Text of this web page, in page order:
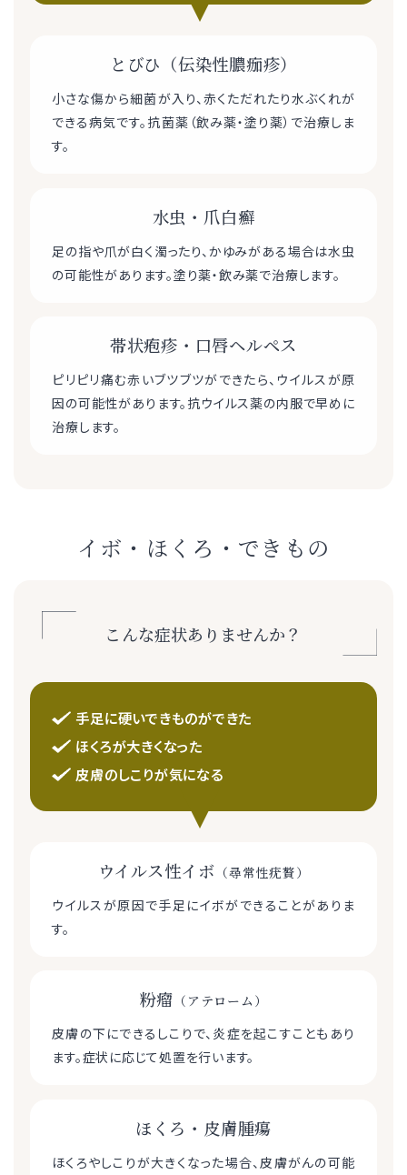
とびひ（伝染性膿痂疹）
小さな傷から細菌が入り、赤くただれたり水ぶくれが
できる病気です。抗菌薬（飲み薬・塗り薬）で治療しま
す。
水虫・爪白癬
足の指や爪が白く濁ったり、かゆみがある場合は水虫
の可能性があります。塗り薬・飲み薬で治療します。
帯状疱疹・口唇ヘルペス
ピリピリ痛む赤いブツブツができたら、ウイルスが原
因の可能性があります。抗ウイルス薬の内服で早めに
治療します。
イボ・ほくろ・できもの
こんな症状ありませんか？
手足に硬いできものができた
ほくろが大きくなった
皮膚のしこりが気になる
ウイルス性イボ （尋常性疣贅）
ウイルスが原因で手足にイボができることがありま
す。
粉瘤 （アテローム）
皮膚の下にできるしこりで、炎症を起こすこともあり
ます。症状に応じて処置を行います。
ほくろ・皮膚腫瘍
ほくろやしこりが大きくなった場合、皮膚がんの可能